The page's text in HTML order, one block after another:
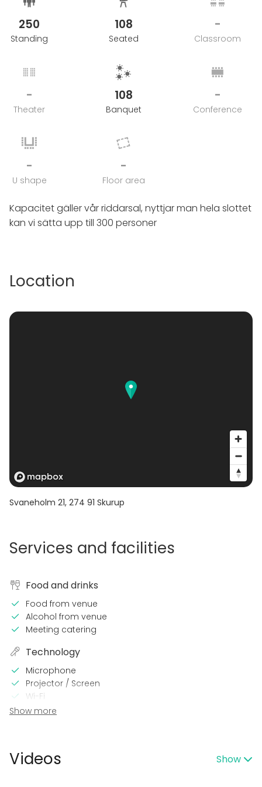
utfärdas efter bröllopet och har kredittid på 10 dagar.
Tillkommande debitering av extra städning av
skadegörelse eller nedskräpning
250
Standing
108
Seated
-
Classroom
-
Theater
108
Banquet
-
Conference
-
U shape
-
Floor area
Kapacitet gäller vår riddarsal, nyttjar man hela slottet
kan vi sätta upp till 300 personer
Location
Svaneholm 21, 274 91 Skurup
Services and facilities
Food and drinks
Food from venue
Alcohol from venue
Meeting catering
Technology
Microphone
Projector / Screen
Wi-Fi
In the venue
Loud music OK
Dance floor
Show more
Videos Show